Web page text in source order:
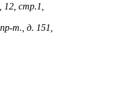
12, стр.1,
т., д. 151,